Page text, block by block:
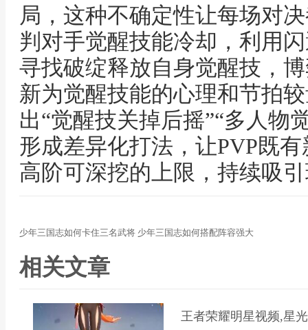
局，这种不确定性让每场对
判对手觉醒技能冷却，利用
寻找破绽释放自身觉醒技，
新为觉醒技能的心理和节拍
出“觉醒技关掉后摇”“多人物
形成差异化打法，让PVP既
高阶可深挖的上限，持续吸
少年三国志如何卡住三名武将 少年三国志如何搭配阵容强大
相关文章
王者荣耀明星视频,星